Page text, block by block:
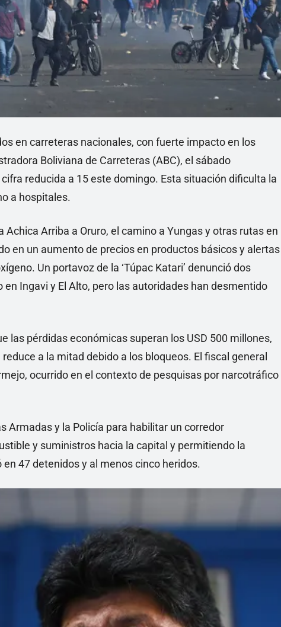
en carreteras nacionales, con fuerte impacto en los
Boliviana de Carreteras (ABC), el sábado
reducida a 15 este domingo. Esta situación dificulta la
a hospitales.
Arriba a Oruro, el camino a Yungas y otras rutas en
en un aumento de precios en productos básicos y alertas
Un portavoz de la ‘Túpac Katari’ denunció dos
Ingavi y El Alto, pero las autoridades han desmentido
las pérdidas económicas superan los USD 500 millones,
a la mitad debido a los bloqueos. El fiscal general
ocurrido en el contexto de pesquisas por narcotráfico
Armadas y la Policía para habilitar un corredor
y suministros hacia la capital y permitiendo la
47 detenidos y al menos cinco heridos.